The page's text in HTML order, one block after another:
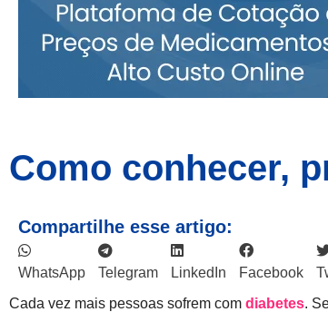
Como conhecer,
Compartilhe esse artigo:
WhatsApp Telegram LinkedIn Facebook
Cada vez mais pessoas sofrem com diabetes.